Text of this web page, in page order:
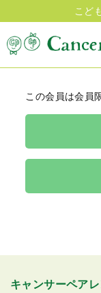
こど
この会員は会員
キャンサーペア